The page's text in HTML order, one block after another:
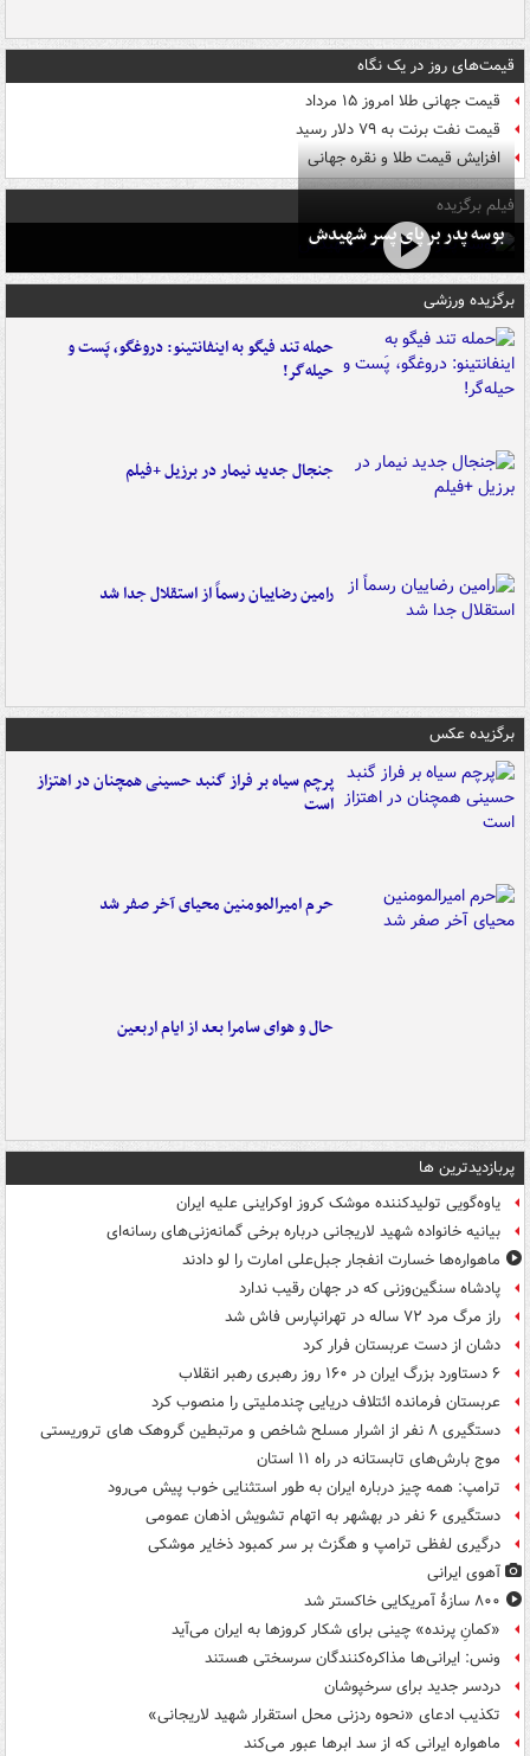
قیمت‌های روز در یک نگاه
قیمت جهانی طلا امروز ۱۵ مرداد
قیمت نفت برنت به ۷۹ دلار رسید
افزایش قیمت طلا و نقره جهانی
فیلم برگزیده
بوسه‌ پدر بر پای پسر شهیدش
برگزیده ورزشی
حمله تند فیگو به اینفانتینو: دروغگو، پَست‌ و
حیله‌گر!
جنجال جدید نیمار در برزیل +فیلم
رامین رضاییان رسماً از استقلال جدا شد
برگزیده عکس
پرچم سیاه بر فراز گنبد حسینی همچنان در اهتزاز
است
حرم امیرالمومنین محیای آخر صفر شد
حال و هوای سامرا بعد از ایام اربعین
پربازدیدترین ها
یاوه‌گویی تولیدکننده موشک کروز اوکراینی علیه ایران
بیانیه خانواده شهید لاریجانی درباره برخی گمانه‌زنی‌های رسانه‌ای
ماهواره‌ها خسارت انفجار جبل‌علی امارت را لو دادند
پادشاه سنگین‌وزنی که در جهان رقیب ندارد
راز مرگ مرد ۷۲ ساله در تهرانپارس فاش شد
دشان از دست عربستان فرار کرد
۶ دستاورد بزرگ ایران در ۱۶۰ روز رهبری رهبر انقلاب
عربستان فرمانده ائتلاف دریایی چندملیتی را منصوب کرد
دستگیری ۸ نفر از اشرار مسلح شاخص و مرتبطین گروهک های تروریستی
موج بارش‌های تابستانه در راه ۱۱ استان
ترامپ: همه چیز درباره ایران به طور استثنایی خوب پیش می‌رود
دستگیری ۶ نفر در بهشهر به اتهام تشویش اذهان عمومی
درگیری لفظی ترامپ و هگزث بر سر کمبود ذخایر موشکی
آهوی ایرانی
۸۰۰ سازۀ آمریکایی خاکستر شد
«کمانِ پرنده» چینی برای شکار کروزها به ایران می‌آید
ونس: ایرانی‌ها مذاکره‌کنندگان سرسختی هستند
دردسر جدید برای سرخپوشان
تکذیب ادعای «نحوه ردزنی محل استقرار شهید لاریجانی»
ماهواره ایرانی که از سد ابرها عبور می‌کند